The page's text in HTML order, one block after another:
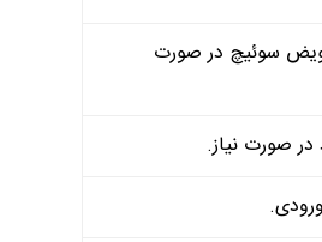
سوئیچ در صورت